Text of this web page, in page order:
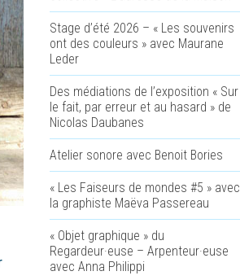
Stage d’été 2026 – « Les souvenirs
ont des couleurs » avec Maurane
Leder
Des médiations de l’exposition « Sur
le fait, par erreur et au hasard » de
Nicolas Daubanes
Atelier sonore avec Benoit Bories
« Les Faiseurs de mondes #5 » avec
la graphiste Maëva Passereau
« Objet graphique » du
Regardeur·euse – Arpenteur·euse
avec Anna Philippi